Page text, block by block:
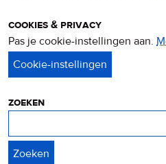
cookies & privacy
Pas je cookie-instellingen aan.
zoeken